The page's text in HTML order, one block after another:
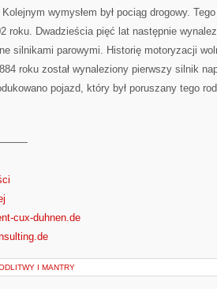
wymysłem był pociąg drogowy.
roku. Dwadzieścia pięć lat następnie
silnikami parowymi. Historię motoryzacji
roku został wynaleziony pierwszy silnik
pojazd, który był poruszany tego
cux-duhnen.de
I MANTRY